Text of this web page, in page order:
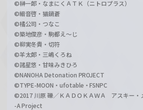
©榊一郎・なまにくＡＴＫ（ニトロプラス）
©細音啓・猫鍋蒼
©橘公司・つなこ
©築地俊彦・駒都え～じ
©柳実冬貴・切符
©羊太郎・三嶋くろね
©諸星悠・甘味みきひろ
©NANOHA Detonation PROJECT
©TYPE-MOON・ufotable・FSNPC
©2017 川原 礫／ＫＡＤＯＫＡＷＡ アスキー・
-A Project